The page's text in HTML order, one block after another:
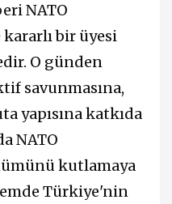
NATO
bir üyesi
O günden
savunmasına,
yapısına katkıda
NATO
kutlamaya
Türkiye'nin